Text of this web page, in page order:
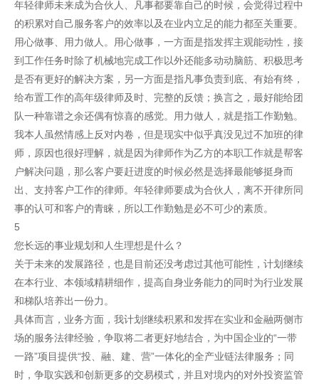
年轻律师未来成为合伙人、凡事都要靠自己的时候，会觉得过程中
的积累对自己服务客户的效率以及在业内立足的能力都至关重要。
用心做事、用力做人。用心做事，一方面是指发挥主观能动性，接
到工作任务时除了机械地完成工作以外还能多动动脑筋、积极思考
是否有更好的解决方案，另一方面是指凡事负责到底、有始有终，
给布置工作的高年级律师及时、完整的反馈；换言之，最好能给团
队一种靠谱之余还偶有惊喜的感觉。用力做人，就是指工作勤勉。
我本人虽然情感上反对内卷，但是现实中似乎真没见过不加班的律
师，原因也很好理解，就是因为律师作为乙方的本职工作就是帮客
户解决问题，那么客户要赶进度的时候必然是选择最能够挺身而
出、支持客户工作的律师。年轻律师要成为合伙人，离不开律所同
事的认可和客户的青睐，所以工作勤勉是必不可少的素质。
5
您长远的事业规划和人生理想是什么？
关于未来的发展路径，也是目前还没考虑过其他可能性，计划继续
在本行业、本领域精耕细作，提高自身业务能力的同时为行业发展
和梯队培养出一份力。
具体而言，业务方面，我计划继续积累和发挥在实业和金融两侧市
场的服务法律经验，争取将二者更好地结合，为中国企业的“一带
一路”项目提供“投、融、建、营”一体化的全产业链法律服务；同
时，争取实践和创新更多的交易模式，并且对境内的对外投资监管